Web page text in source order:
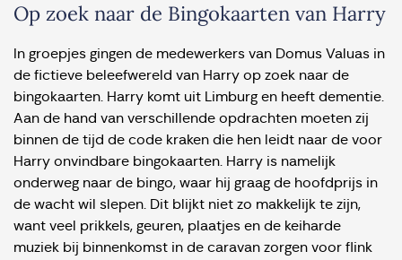
Op zoek naar de Bingokaarten van Harry
In groepjes gingen de medewerkers van Domus Valuas in
de fictieve beleefwereld van Harry op zoek naar de
bingokaarten. Harry komt uit Limburg en heeft dementie.
Aan de hand van verschillende opdrachten moeten zij
binnen de tijd de code kraken die hen leidt naar de voor
Harry onvindbare bingokaarten. Harry is namelijk
onderweg naar de bingo, waar hij graag de hoofdprijs in
de wacht wil slepen. Dit blijkt niet zo makkelijk te zijn,
want veel prikkels, geuren, plaatjes en de keiharde
muziek bij binnenkomst in de caravan zorgen voor flink